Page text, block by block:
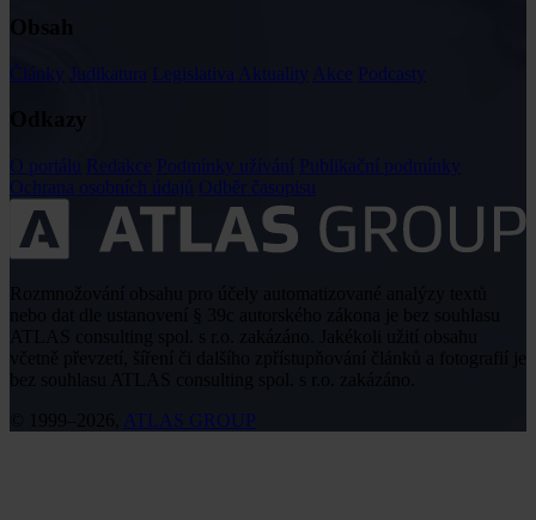
Články Judikatura Legislativa Aktuality Akce Podcasty
O portálu Redakce Podmínky užívání Publikační podmínky
Ochrana osobních údajů Odběr časopisu
včetně převzetí, šíření či dalšího zpřístupňování článků a fotografií je
ATLAS GROUP